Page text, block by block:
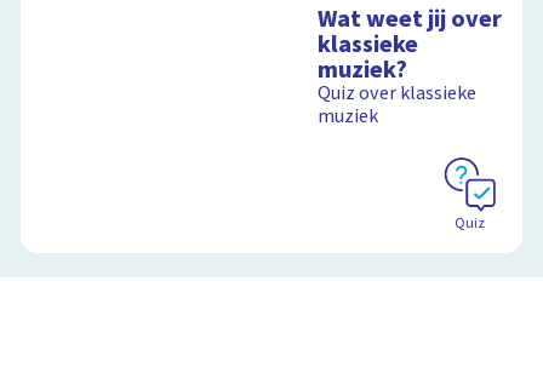
Wat weet jij over
klassieke
muziek?
Quiz over klassieke
muziek
Quiz